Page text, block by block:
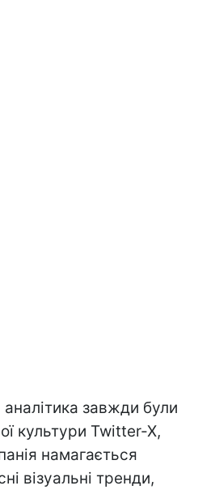
завжди були
культури Twitter-X,
намагається
візуальні тренди,